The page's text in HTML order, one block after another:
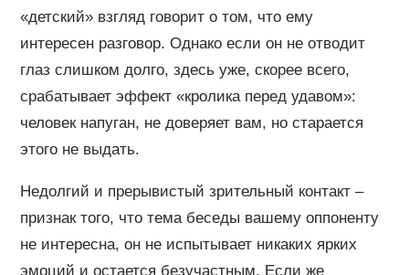
«детский» взгляд говорит о том, что ему
интересен разговор. Однако если он не отводит
глаз слишком долго, здесь уже, скорее всего,
срабатывает эффект «кролика перед удавом»:
человек напуган, не доверяет вам, но старается
этого не выдать.
Недолгий и прерывистый зрительный контакт –
признак того, что тема беседы вашему оппоненту
не интересна, он не испытывает никаких ярких
эмоций и остается безучастным. Если же